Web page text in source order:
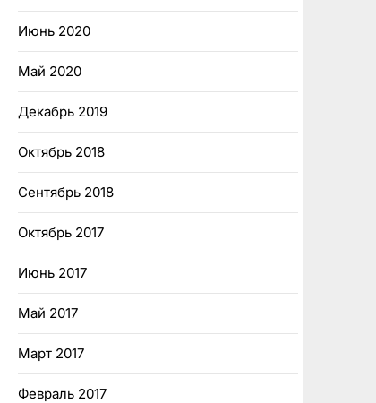
Июнь 2020
Май 2020
Декабрь 2019
Октябрь 2018
Сентябрь 2018
Октябрь 2017
Июнь 2017
Май 2017
Март 2017
Февраль 2017